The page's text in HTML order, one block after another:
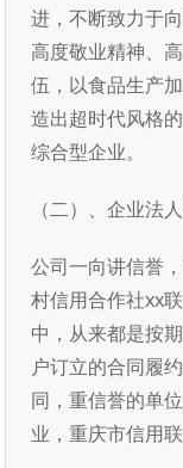
进，不断致力于
高度敬业精神、
伍，以食品生产
造出超时代风格
综合型企业。
（二）、企业法
公司一向讲信誉
村信用合作社xx
中，从来都是按
户订立的合同履
同，重信誉的单
业，重庆市信用